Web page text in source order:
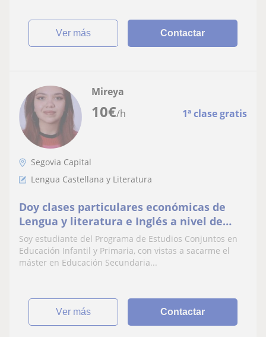
ver más Contactar
10€/h 1ª clase gratis
Mireya
Segovia Capital
Lengua Castellana y Literatura
Doy clases particulares económicas de
Lengua y literatura e Inglés a nivel de
Educación Primaria y primeros cursos de
la ESO
Soy estudiante del Programa de Estudios Conjuntos en
Educación Infantil y Primaria, con vistas a sacarme el
máster en Educación Secundaria...
ver más Contactar